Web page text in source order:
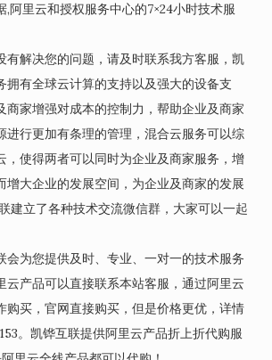
,阿里云和授权服务中心的7×24小时技术服
有解决您的问题，请及时联系我方客服，凯
拥有全球云计算的支持以及强大的设备支
商家增强对成本的控制力，帮助企业及商家
进行更加有条理的管理，混合云服务可以综
，使得两者可以同时为企业及商家服务，增
增大企业的发展空间，为企业及商家的发展
建立了各种技术交流微信群，大家可以一起
会为您提供及时、专业、一对一的技术服务
云产品可以直接联系本站客服，通过阿里云
购买，官网直接购买，但是价格更优，详情
。凯铧互联提供阿里云产品折上折代购服